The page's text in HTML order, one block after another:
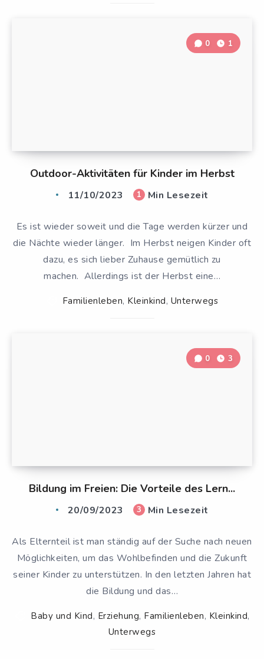
Outdoor-Aktivitäten für Kinder im Herbst
0 1
11/10/2023 1 Min Lesezeit
Es ist wieder soweit und die Tage werden kürzer und
die Nächte wieder länger. Im Herbst neigen Kinder oft
dazu, es sich lieber Zuhause gemütlich zu
machen. Allerdings ist der Herbst eine…
Familienleben, Kleinkind, Unterwegs
Bildung im Freien: Die Vorteile des Lern...
0 3
20/09/2023 3 Min Lesezeit
Als Elternteil ist man ständig auf der Suche nach neuen
Möglichkeiten, um das Wohlbefinden und die Zukunft
seiner Kinder zu unterstützen. In den letzten Jahren hat
die Bildung und das…
Baby und Kind, Erziehung, Familienleben, Kleinkind,
Unterwegs